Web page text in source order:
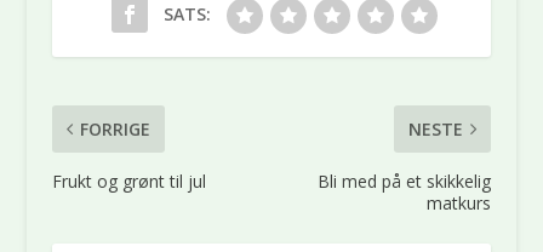
SATS:
FORRIGE
Frukt og grønt til jul
NESTE
Bli med på et skikkelig
matkurs